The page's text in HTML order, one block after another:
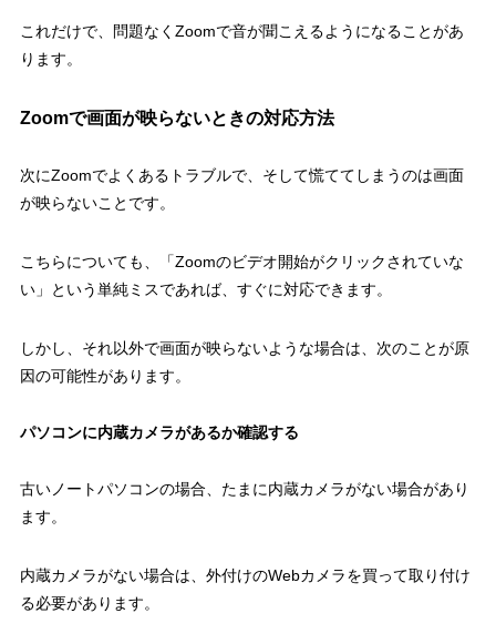
これだけで、問題なくZoomで音が聞こえるようになることがあ
ります。
Zoomで画面が映らないときの対応方法
次にZoomでよくあるトラブルで、そして慌ててしまうのは画面
が映らないことです。
こちらについても、「Zoomのビデオ開始がクリックされていな
い」という単純ミスであれば、すぐに対応できます。
しかし、それ以外で画面が映らないような場合は、次のことが原
因の可能性があります。
パソコンに内蔵カメラがあるか確認する
古いノートパソコンの場合、たまに内蔵カメラがない場合があり
ます。
内蔵カメラがない場合は、外付けのWebカメラを買って取り付け
る必要があります。